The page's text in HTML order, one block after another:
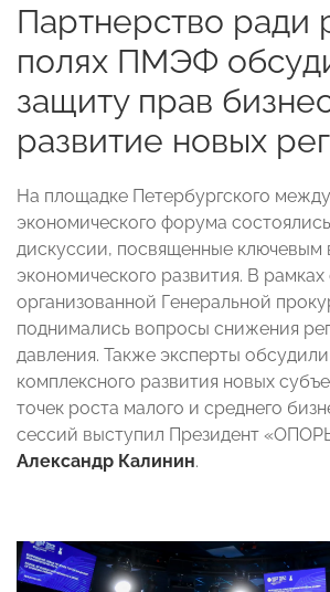
Партнерство ради
полях ПМЭФ
защиту прав
развитие новых
На площадке Петербургского
экономического форума
дискуссии, посвященные ключевым
экономического развития. В рамках
организованной Генеральной
поднимались вопросы снижения
давления. Также эксперты
комплексного развития новых
точек роста малого и среднего
сессий выступил Президент
Александр Калинин.